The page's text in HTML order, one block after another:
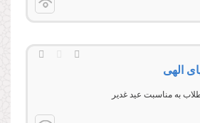
الهی
به مناسبت عید غدیر